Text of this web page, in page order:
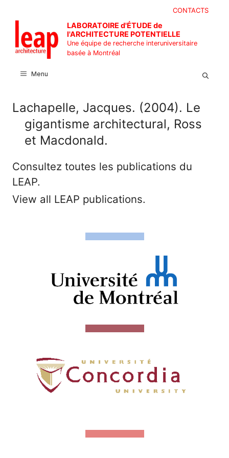
contenu
CONTACTS
LABORATOIRE d'ÉTUDE de
l'ARCHITECTURE POTENTIELLE
Une équipe de recherche interuniversitaire
basée à Montréal
Menu
Lachapelle, Jacques. (2004). Le
gigantisme architectural, Ross
et Macdonald.
Consultez toutes les publications du
LEAP.
View all LEAP publications.